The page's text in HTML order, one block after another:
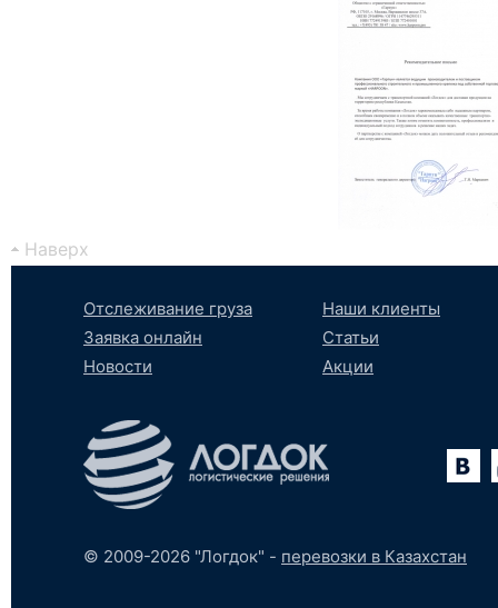
Наверх
Отслеживание груза
Заявка онлайн
Новости
Наши клиенты
Статьи
Акции
ВконтактеYouTubetumblr
SoundCloud
© 2009-2026 "Логдок" - перевозки в Казахстан